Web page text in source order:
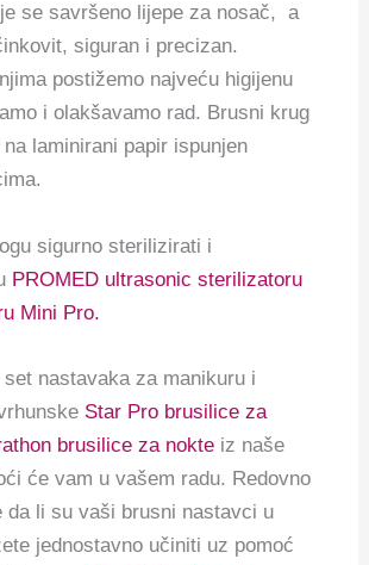
se savršeno lijepe za nosač, a
siguran i precizan.
postižemo najveću higijenu
i olakšavamo rad. Brusni krug
laminirani papir ispunjen
sigurno sterilizirati i
PROMED ultrasonic sterilizatoru
Mini Pro.
nastavaka za manikuru i
Star Pro brusilice za
brusilice za nokte iz naše
će vam u vašem radu. Redovno
da li su vaši brusni nastavci u
jednostavno učiniti uz pomoć